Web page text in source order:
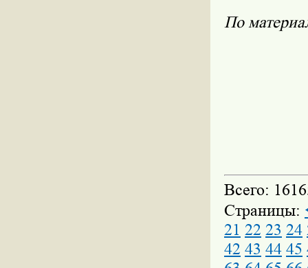
По
Всего:
Страницы:
21 22 23 24
42 43 44 45